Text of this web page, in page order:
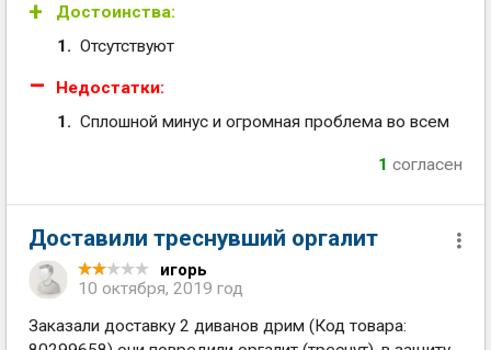
Достоинства:
Отсутствуют
Недостатки:
Сплошной минус и огромная проблема во всем
1 согласен
Доставили треснувший оргалит
игорь
10 октября, 2019 год
Заказали доставку 2 диванов дрим (Код товара: